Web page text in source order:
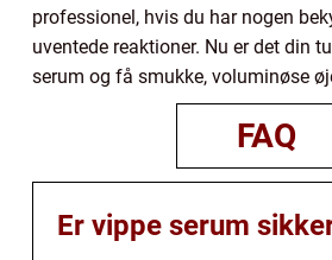
professionel, hvis du har nogen
uventede reaktioner. Nu er det din
serum og få smukke, voluminøse
FAQ
Er vippe serum